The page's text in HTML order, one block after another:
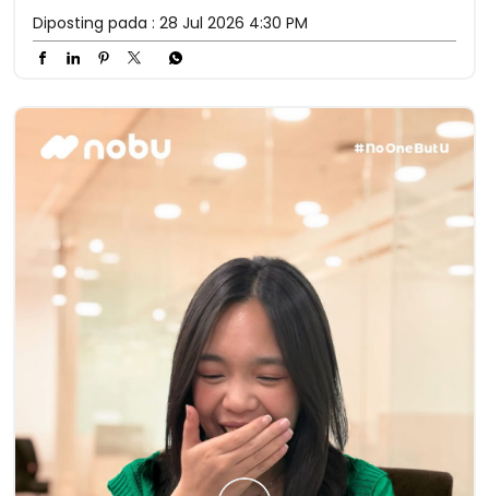
Diposting pada : 28 Jul 2026 4:30 PM